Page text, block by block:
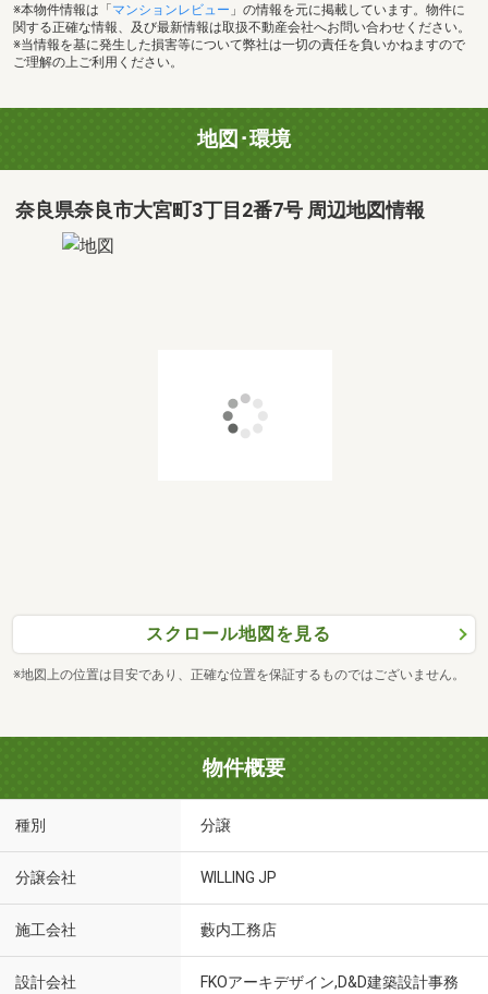
※本物件情報は「 マンションレビュー 」の情報を元に掲載しています。物件に
関する正確な情報、及び最新情報は取扱不動産会社へお問い合わせください。
※当情報を基に発生した損害等について弊社は一切の責任を負いかねますので
ご理解の上ご利用ください。
地図･環境
奈良県奈良市大宮町3丁目2番7号 周辺地図情報
スクロール地図を見る
※地図上の位置は目安であり、正確な位置を保証するものではございません。
物件概要
種別 分譲
分譲会社 WILLING JP
施工会社 藪内工務店
設計会社
FKOアーキデザイン,D&D建築設計事務